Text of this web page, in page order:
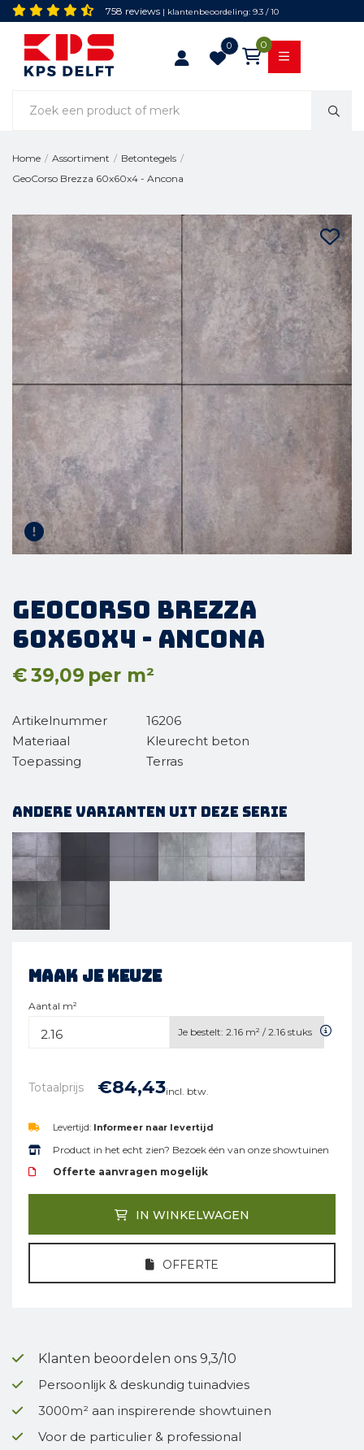
758 reviews | klantenbeoordeling: 9.3 / 10
0 0
Home / Assortiment / Betontegels /
GeoCorso Brezza 60x60x4 - Ancona
GeoCorso Brezza
60x60x4 - Ancona
€39,09 per m²
Artikelnummer
16206
Materiaal
Kleurecht beton
Toepassing
Terras
Andere varianten uit deze serie
Maak je keuze
Aantal m²
Je bestelt: 2.16 m² /2.16 stuks
Totaalprijs €84,43incl. btw.
Levertijd: Informeer naar levertijd
Product in het echt zien? Bezoek één van onze showtuinen
Offerte aanvragen mogelijk
IN WINKELWAGEN
OFFERTE
Klanten beoordelen ons 9,3/10
Persoonlijk & deskundig tuinadvies
3000m² aan inspirerende showtuinen
Voor de particulier & professional